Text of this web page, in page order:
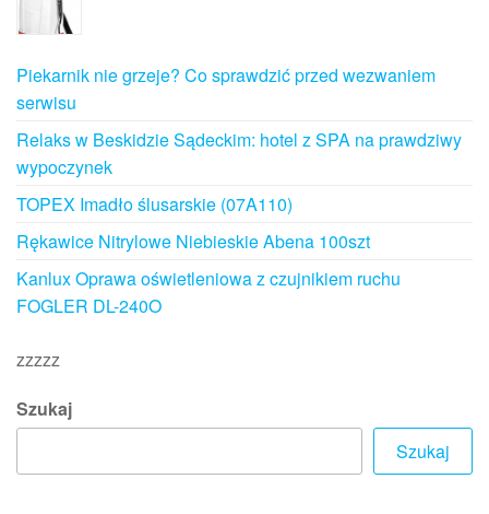
Piekarnik nie grzeje? Co sprawdzić przed wezwaniem
serwisu
Relaks w Beskidzie Sądeckim: hotel z SPA na prawdziwy
wypoczynek
TOPEX Imadło ślusarskie (07A110)
Rękawice Nitrylowe Niebieskie Abena 100szt
Kanlux Oprawa oświetleniowa z czujnikiem ruchu
FOGLER DL-240O
zzzzz
Szukaj
Szukaj